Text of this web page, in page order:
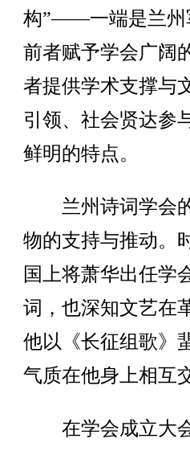
构”——一端是兰州
前者赋予学会广阔
者提供学术支撑与
引领、社会贤达参
鲜明的特点。
兰州诗词学会的
物的支持与推动。
国上将萧华出任学
词，也深知文艺在
他以《长征组歌》
气质在他身上相互
在学会成立大会